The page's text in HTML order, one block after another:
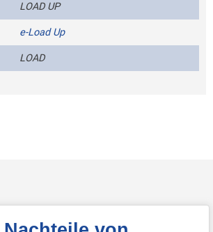
LOAD UP
e-Load Up
LOAD